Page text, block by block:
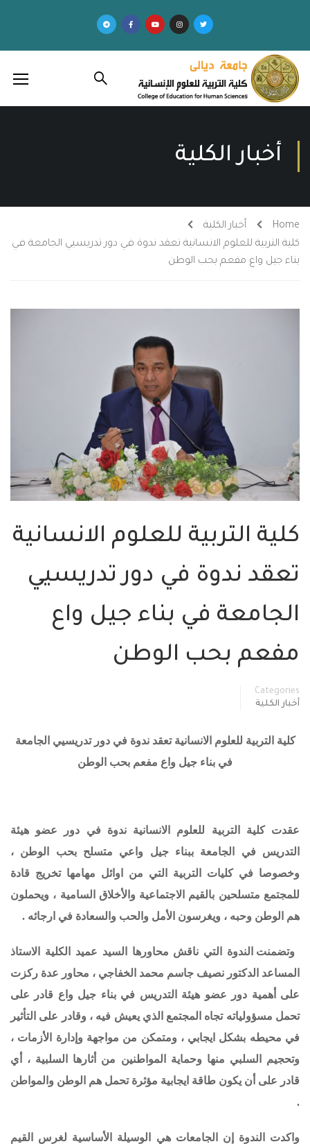
أخبار الكلية
Home
أخبار الكلية
كلية التربية للعلوم الانسانية تعقد ندوة في دور تدريسيي الجامعة في
بناء جيل واع مفعم بحب الوطن
كلية التربية للعلوم الانسانية
تعقد ندوة في دور تدريسيي
الجامعة في بناء جيل واع
مفعم بحب الوطن
Categories
أخبار الكلية
كلية التربية للعلوم الانسانية تعقد ندوة في دور تدريسيي الجامعة
في بناء جيل واع مفعم بحب الوطن
عقدت كلية التربية للعلوم الانسانية ندوة في دور عضو هيئة
التدريس في الجامعة ببناء جيل واعي متسلح بحب الوطن ،
وخصوصا في كليات التربية التي من اوائل مهامها تخريج قادة
للمجتمع متسلحين بالقيم الاجتماعية والأخلاق السامية ، ويحملون
هم الوطن وحبه ، ويغرسون الأمل والحب والسعادة في ارجائه .
وتضمنت الندوة التي ناقش محاورها السيد عميد الكلية الاستاذ
المساعد الدكتور نصيف جاسم محمد الخفاجي ، محاور عدة ركزت
على أهمية دور عضو هيئة التدريس في بناء جيل واع قادر على
تحمل مسؤولياته تجاه المجتمع الذي يعيش فيه ، وقادر على التأثير
في محيطه بشكل ايجابي ، ومتمكن من مواجهة وإدارة الأزمات ،
وتحجيم السلبي منها وحماية المواطنين من أثارها السلبية ، أي
قادر على أن يكون طاقة ايجابية مؤثرة تحمل هم الوطن والمواطن
.
واكدت الندوة إن الجامعات هي الوسيلة الأساسية لغرس القيم